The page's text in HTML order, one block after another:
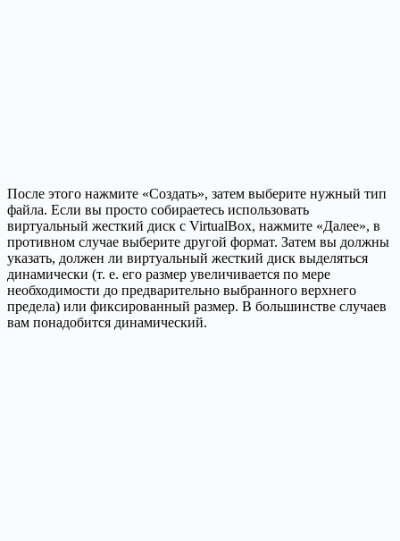
После этого нажмите «Создать», затем выберите нужный тип
файла. Если вы просто собираетесь использовать
виртуальный жесткий диск с VirtualBox, нажмите «Далее», в
противном случае выберите другой формат. Затем вы должны
указать, должен ли виртуальный жесткий диск выделяться
динамически (т. е. его размер увеличивается по мере
необходимости до предварительно выбранного верхнего
предела) или фиксированный размер. В большинстве случаев
вам понадобится динамический.